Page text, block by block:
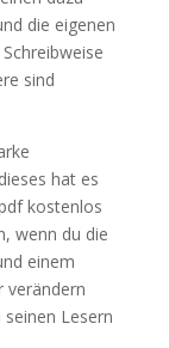
die eigenen
sind
hat es
kostenlos
wenn du die
einem
verändern
Lesern